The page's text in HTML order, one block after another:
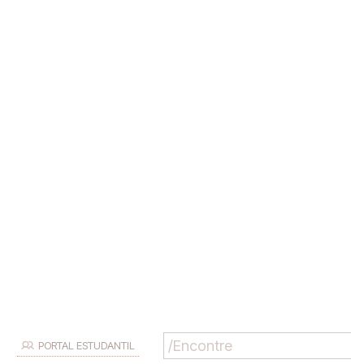
PORTAL ESTUDANTIL